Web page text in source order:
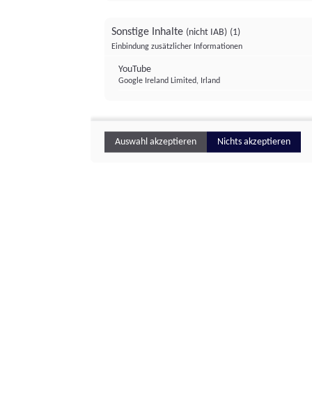
Sonstige Inhalte (nicht IAB) (1)
Einbindung zusätzlicher Informationen
YouTube
Google Ireland Limited, Irland
Auswahl akzeptieren Nichts akzeptieren